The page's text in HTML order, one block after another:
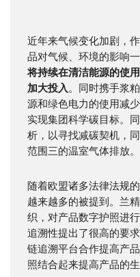
近年来气候变化加剧，
品对气候、环境的影响
将持续在清洁能源的使
加大投入。同时携手浆
源和绿色电力的使用减
实现集团科学碳目标。
析，以寻找减碳契机，
范围三的温室气体排放。
随着欧盟诸多法律法规
越来越多的被提到。兰
织，对产品数字护照进
追溯性提出了很高的要
链追溯平台合作提高产
照结合起来提高产品的